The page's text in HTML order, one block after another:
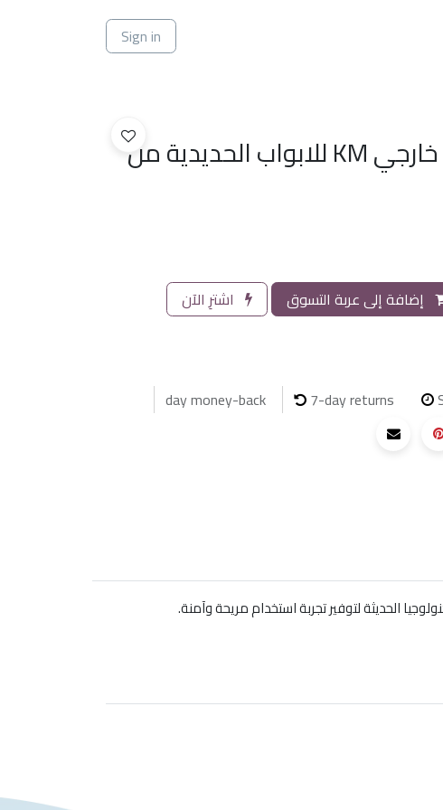
Sign in
قفل اللكتروني خارجي KM للابواب الحديدية من
إضافة إلى عربة التسوق
اشترِ الآن
7-day returns